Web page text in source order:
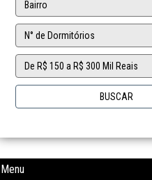
Bairro
N° de Dormitórios
De R$ 150 a R$ 300 Mil Reais
BUSCAR
Menu